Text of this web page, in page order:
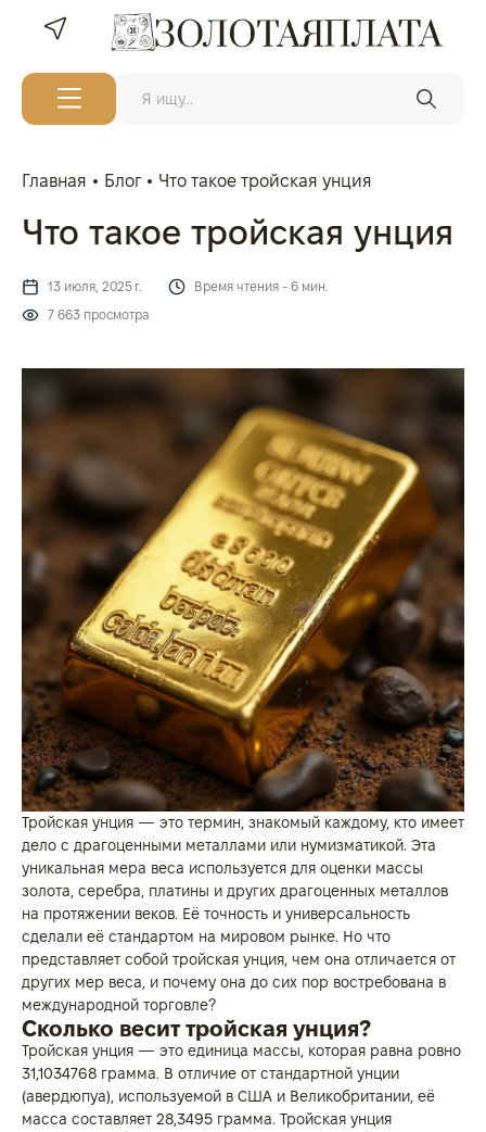
Главная Блог Что такое тройская унция
Что такое тройская унция
13 июля, 2025 г.
Время чтения - 6 мин.
7 663 просмотра
Тройская унция — это термин, знакомый каждому, кто имеет
дело с драгоценными металлами или нумизматикой. Эта
уникальная мера веса используется для оценки массы
золота, серебра, платины и других драгоценных металлов
на протяжении веков. Её точность и универсальность
сделали её стандартом на мировом рынке. Но что
представляет собой тройская унция, чем она отличается от
других мер веса, и почему она до сих пор востребована в
международной торговле?
Сколько весит тройская унция?
Тройская унция — это единица массы, которая равна ровно
31,1034768 грамма. В отличие от стандартной унции
(авердюпуа), используемой в США и Великобритании, её
масса составляет 28,3495 грамма. Тройская унция